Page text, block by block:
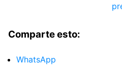
Comparte esto:
WhatsApp